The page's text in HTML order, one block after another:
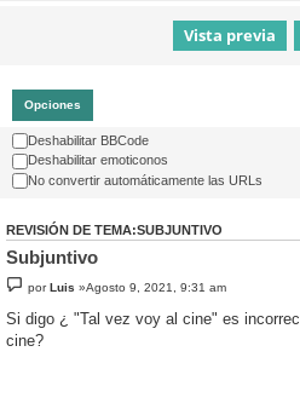
Opciones
Deshabilitar BBCode
Deshabilitar emoticonos
No convertir automáticamente las URLs
REVISIÓN DE TEMA:SUBJUNTIVO
Subjuntivo
porLuis »Agosto 9, 2021, 9:31 am
Si digo ¿ "Tal vez voy al cine" es
cine?